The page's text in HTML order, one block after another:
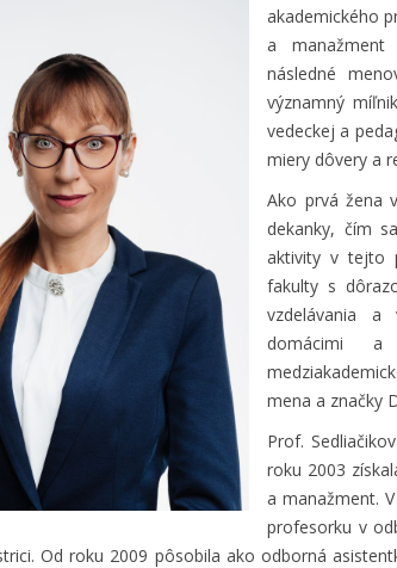
akademického
a manažment
následné
významný
vedeckej a
miery dôvery a
Ako prvá žena
dekanky, čím
aktivity v tejto
fakulty s
vzdelávania a
domácimi a
mena a značky
Prof.
roku 2003
a manažment.
profesorku v
Od roku 2009 pôsobila ako odborná